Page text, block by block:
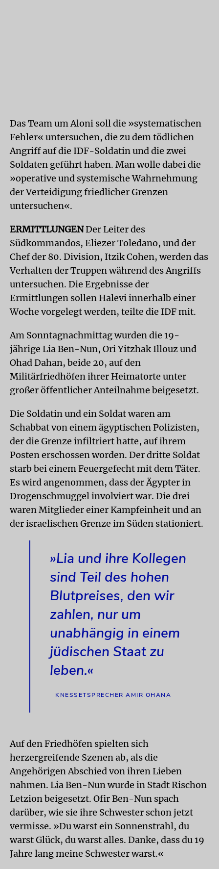
Das Team um Aloni soll die »systematischen
Fehler« untersuchen, die zu dem tödlichen
Angriff auf die IDF-Soldatin und die zwei
Soldaten geführt haben. Man wolle dabei die
»operative und systemische Wahrnehmung
der Verteidigung friedlicher Grenzen
untersuchen«.
ERMITTLUNGENDer Leiter des
Südkommandos, Eliezer Toledano, und der
Chef der 80. Division, Itzik Cohen, werden das
Verhalten der Truppen während des Angriffs
untersuchen. Die Ergebnisse der
Ermittlungen sollen Halevi innerhalb einer
Woche vorgelegt werden, teilte die IDF mit.
Am Sonntagnachmittag wurden die 19-
jährige Lia Ben-Nun, Ori Yitzhak Illouz und
Ohad Dahan, beide 20, auf den
Militärfriedhöfen ihrer Heimatorte unter
großer öffentlicher Anteilnahme beigesetzt.
Die Soldatin und ein Soldat waren am
Schabbat von einem ägyptischen Polizisten,
der die Grenze infiltriert hatte, auf ihrem
Posten erschossen worden. Der dritte Soldat
starb bei einem Feuergefecht mit dem Täter.
Es wird angenommen, dass der Ägypter in
Drogenschmuggel involviert war. Die drei
waren Mitglieder einer Kampfeinheit und an
der israelischen Grenze im Süden stationiert.
»Lia und ihre Kollegen
sind Teil des hohen
Blutpreises, den wir
zahlen, nur um
unabhängig in einem
jüdischen Staat zu
leben.«
KNESSETSPRECHER AMIR OHANA
Auf den Friedhöfen spielten sich
herzergreifende Szenen ab, als die
Angehörigen Abschied von ihren Lieben
nahmen. Lia Ben-Nun wurde in Stadt Rischon
Letzion beigesetzt. Ofir Ben-Nun spach
darüber, wie sie ihre Schwester schon jetzt
vermisse. »Du warst ein Sonnenstrahl, du
warst Glück, du warst alles. Danke, dass du 19
Jahre lang meine Schwester warst.«